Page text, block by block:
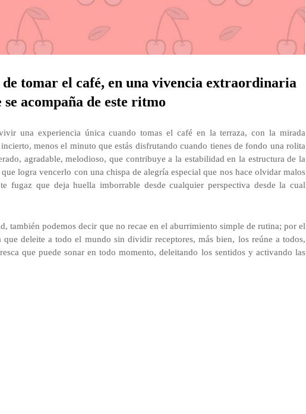
tomar el café, en una vivencia extraordinaria
se acompaña de este ritmo
una experiencia única cuando tomas el café en la terraza, con la mirada
menos el minuto que estás disfrutando cuando tienes de fondo una rolita
agradable, melodioso, que contribuye a la estabilidad en la estructura de la
logra vencerlo con una chispa de alegría especial que nos hace olvidar malos
fugaz que deja huella imborrable desde cualquier perspectiva desde la cual
también podemos decir que no recae en el aburrimiento simple de rutina; por el
deleite a todo el mundo sin dividir receptores, más bien, los reúne a todos,
que puede sonar en todo momento, deleitando los sentidos y activando las